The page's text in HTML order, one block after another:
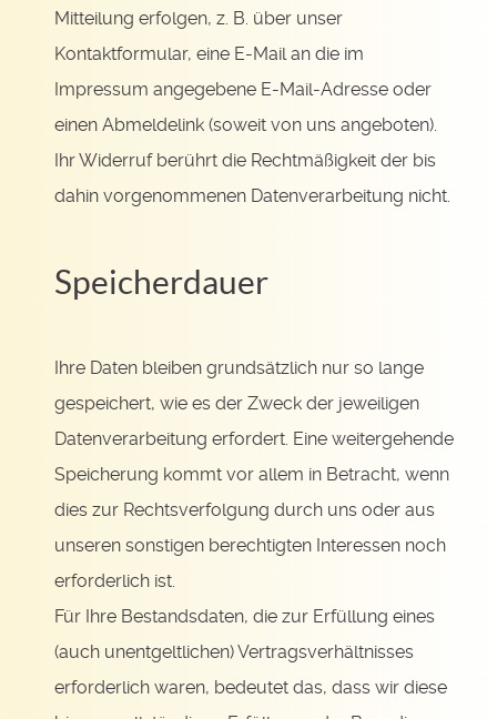
Mitteilung erfolgen, z. B. über unser
Kontaktformular, eine E-Mail an die im
Impressum angegebene E-Mail-Adresse oder
einen Abmeldelink (soweit von uns angeboten).
Ihr Widerruf berührt die Rechtmäßigkeit der bis
dahin vorgenommenen Datenverarbeitung nicht.
Speicherdauer
Ihre Daten bleiben grundsätzlich nur so lange
gespeichert, wie es der Zweck der jeweiligen
Datenverarbeitung erfordert. Eine weitergehende
Speicherung kommt vor allem in Betracht, wenn
dies zur Rechtsverfolgung durch uns oder aus
unseren sonstigen berechtigten Interessen noch
erforderlich ist.
Für Ihre Bestandsdaten, die zur Erfüllung eines
(auch unentgeltlichen) Vertragsverhältnisses
erforderlich waren, bedeutet das, dass wir diese